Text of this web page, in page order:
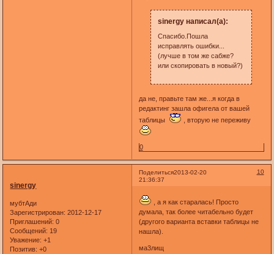
sinergy написал(а):
Спасибо.Пошла
исправлять ошибки...
(лучше в том же сабже?
или скопировать в новый?)
да не, правьте там же...я когда в
редактинг зашла офигела от вашей
таблицы
, вторую не переживу
0
Поделиться 10
2013-02-20
21:36:37
sinergy
мубтАди
Зарегистрирован: 2012-12-17
Приглашений: 0
Сообщений: 19
Уважение: +1
Позитив: +0
, а я как старалась! Просто
думала, так более читабельно будет
(другого варианта вставки таблицы не
нашла).
ма3лищ